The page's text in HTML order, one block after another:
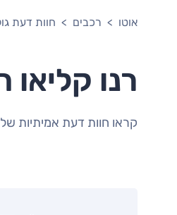
אוטו רכבים חוות דעת
רנו
קראו חוות דעת אמיתיות